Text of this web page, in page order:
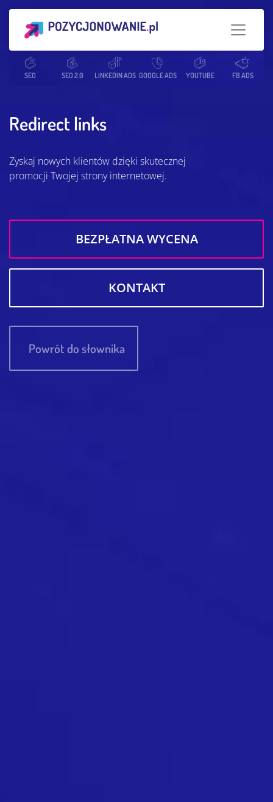
SEO SEO 2.0 LINKEDIN ADS GOOGLE ADS YOUTUBE FB ADS
Strona główna Słowniczek SEO Redirect links
Redirect links
Zyskaj nowych klientów dzięki skutecznej
promocji Twojej strony internetowej.
BEZPŁATNA WYCENA
KONTAKT
Powrót do słownika